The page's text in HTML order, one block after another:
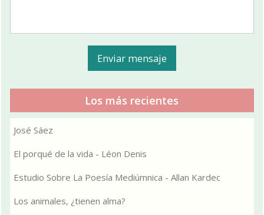
Los más recientes
José Sáez
El porqué de la vida - Léon Denis
Estudio Sobre La Poesía Mediúmnica - Allan Kardec
Los animales, ¿tienen alma?